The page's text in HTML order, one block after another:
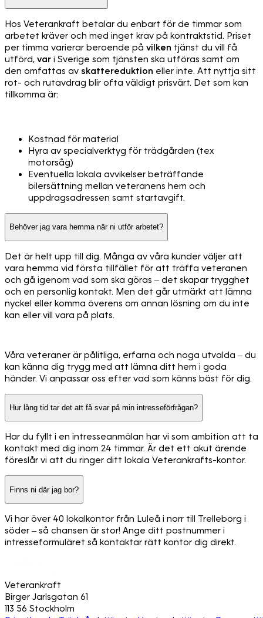
Hos Veterankraft betalar du enbart för de timmar som
arbetet kräver och med inget krav på kontraktstid. Priset
per timma varierar beroende på vilken tjänst du vill få
utförd, var i Sverige som tjänsten ska utföras samt om
den omfattas av skattereduktion eller inte. Att nyttja sitt
rot- och rutavdrag blir ofta väldigt prisvärt. Det som kan
tillkomma är:
Kostnad för material
Hyra av specialverktyg för trädgården (tex
motorsåg)
Eventuella lokala avvikelser beträffande
bilersättning mellan veteranens hem och
uppdragsadressen samt startavgift.
Behöver jag vara hemma när ni utför arbetet?
Det är helt upp till dig. Många av våra kunder väljer att
vara hemma vid första tillfället för att träffa veteranen
och gå igenom vad som ska göras – det skapar trygghet
och en personlig kontakt. Men det går utmärkt att lämna
nyckel eller komma överens om annan lösning om du inte
kan eller vill vara på plats.
Våra veteraner är pålitliga, erfarna och noga utvalda – du
kan känna dig trygg med att lämna ditt hem i goda
händer. Vi anpassar oss efter vad som känns bäst för dig.
Hur lång tid tar det att få svar på min intresseförfrågan?
Har du fyllt i en intresseanmälan har vi som ambition att ta
kontakt med dig inom 24 timmar. Är det ett akut ärende
föreslår vi att du ringer ditt lokala Veterankrafts-kontor.
Finns ni där jag bor?
Vi har över 40 lokalkontor från Luleå i norr till Trelleborg i
söder – så chansen är stor! Ange ditt postnummer i
intresseformuläret så kontaktar rätt kontor dig direkt.
Veterankraft
Birger Jarlsgatan 61
113 56 Stockholm